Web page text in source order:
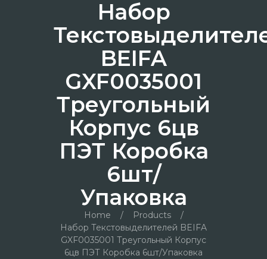
Набор
BEIFA
GXF0035001
Треугольный
Корпус 6цв
ПЭТ Коробка
6шт/
Упаковка
Home / Products
/
Набор Текстовыделителей BEIFA
GXF0035001 Треугольный Корпус
6цв ПЭТ Коробка 6шт/упаковка